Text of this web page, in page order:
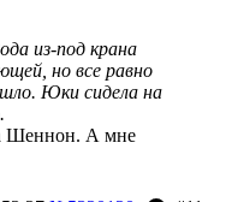
из-под крана
но все равно
Юки сидела на
Шеннон. А мне